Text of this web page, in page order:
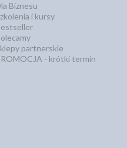
Biznesu
i kursy
partnerskie
- krótki termin